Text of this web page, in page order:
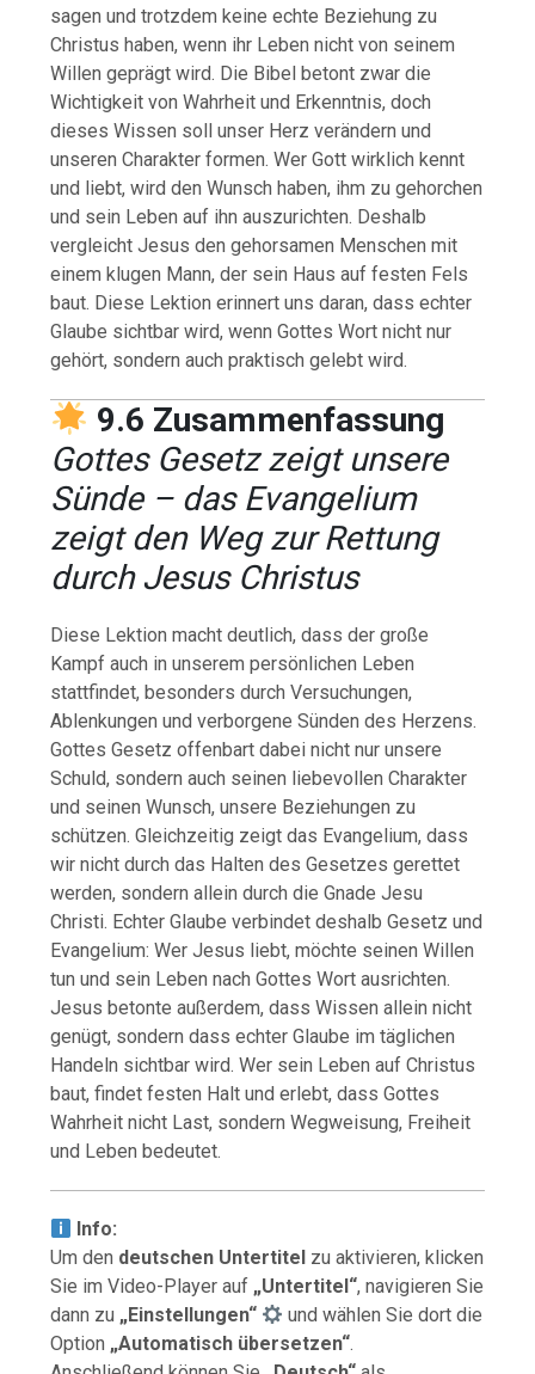
sagen und trotzdem keine echte Beziehung zu
Christus haben, wenn ihr Leben nicht von seinem
Willen geprägt wird. Die Bibel betont zwar die
Wichtigkeit von Wahrheit und Erkenntnis, doch
dieses Wissen soll unser Herz verändern und
unseren Charakter formen. Wer Gott wirklich kennt
und liebt, wird den Wunsch haben, ihm zu gehorchen
und sein Leben auf ihn auszurichten. Deshalb
vergleicht Jesus den gehorsamen Menschen mit
einem klugen Mann, der sein Haus auf festen Fels
baut. Diese Lektion erinnert uns daran, dass echter
Glaube sichtbar wird, wenn Gottes Wort nicht nur
gehört, sondern auch praktisch gelebt wird.
9.6 Zusammenfassung
Gottes Gesetz zeigt unsere
Sünde – das Evangelium
zeigt den Weg zur Rettung
durch Jesus Christus
Diese Lektion macht deutlich, dass der große
Kampf auch in unserem persönlichen Leben
stattfindet, besonders durch Versuchungen,
Ablenkungen und verborgene Sünden des Herzens.
Gottes Gesetz offenbart dabei nicht nur unsere
Schuld, sondern auch seinen liebevollen Charakter
und seinen Wunsch, unsere Beziehungen zu
schützen. Gleichzeitig zeigt das Evangelium, dass
wir nicht durch das Halten des Gesetzes gerettet
werden, sondern allein durch die Gnade Jesu
Christi. Echter Glaube verbindet deshalb Gesetz und
Evangelium: Wer Jesus liebt, möchte seinen Willen
tun und sein Leben nach Gottes Wort ausrichten.
Jesus betonte außerdem, dass Wissen allein nicht
genügt, sondern dass echter Glaube im täglichen
Handeln sichtbar wird. Wer sein Leben auf Christus
baut, findet festen Halt und erlebt, dass Gottes
Wahrheit nicht Last, sondern Wegweisung, Freiheit
und Leben bedeutet.
Info:
Um den deutschen Untertitel zu aktivieren, klicken
Sie im Video-Player auf „Untertitel“, navigieren Sie
dann zu „Einstellungen“
und wählen Sie dort die
Option „Automatisch übersetzen“.